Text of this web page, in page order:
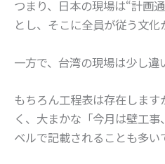
つまり、日本の現場は“計画
とし、そこに全員が従う文化
一方で、台湾の現場は少し違
もちろん工程表は存在しま
く、大まかな「今月は壁工
ベルで記載されることも多い